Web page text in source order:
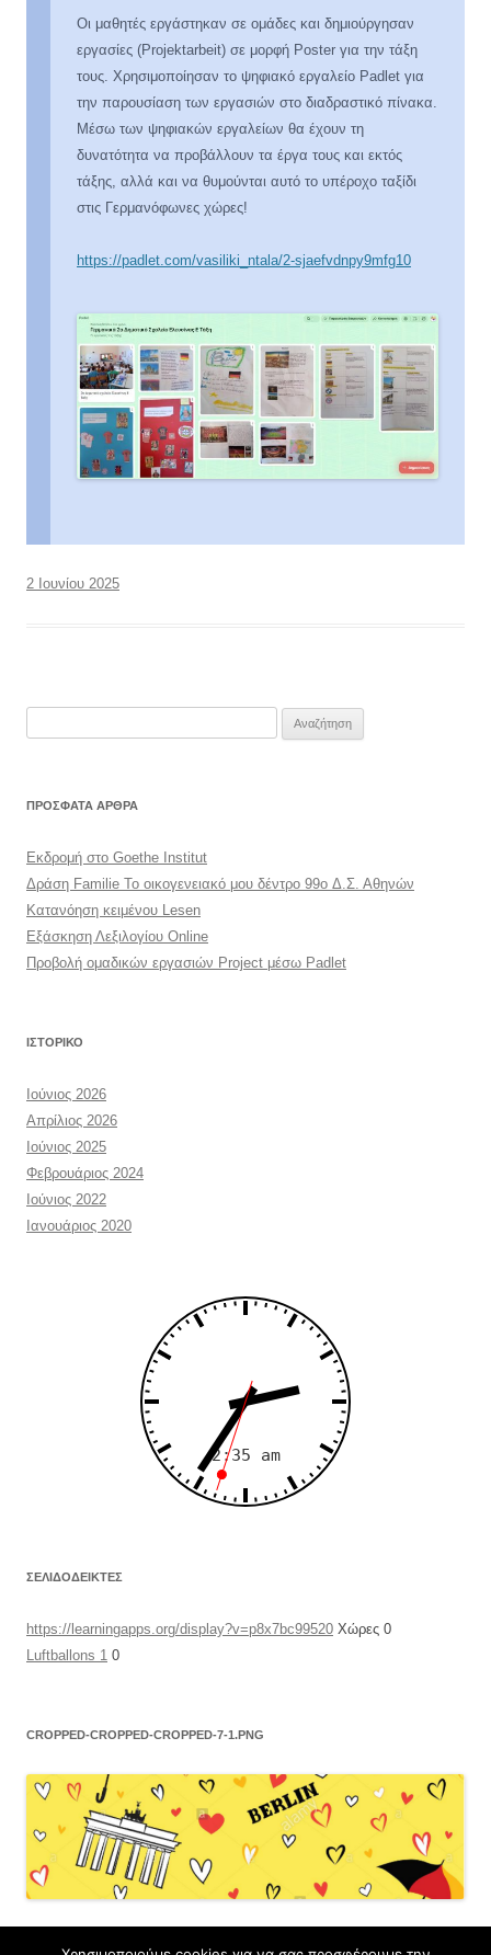
Οι μαθητές εργάστηκαν σε ομάδες και δημιούργησαν
εργασίες (Projektarbeit) σε μορφή Poster για την τάξη
τους. Χρησιμοποίησαν το ψηφιακό εργαλείο Padlet για
την παρουσίαση των εργασιών στο διαδραστικό πίνακα.
Μέσω των ψηφιακών εργαλείων θα έχουν τη
δυνατότητα να προβάλλουν τα έργα τους και εκτός
τάξης, αλλά και να θυμούνται αυτό το υπέροχο ταξίδι
στις Γερμανόφωνες χώρες!
https://padlet.com/vasiliki_ntala/2-sjaefvdnpy9mfg10
2 Ιουνίου 2025
ΠΡΌΣΦΑΤΑ ΆΡΘΡΑ
Εκδρομή στο Goethe Institut
Δράση Familie Το οικογενειακό μου δέντρο 99o Δ.Σ. Αθηνών
Κατανόηση κειμένου Lesen
Εξάσκηση Λεξιλογίου Online
Προβολή ομαδικών εργασιών Project μέσω Padlet
ΙΣΤΟΡΙΚΌ
Ιούνιος 2026
Απρίλιος 2026
Ιούνιος 2025
Φεβρουάριος 2024
Ιούνιος 2022
Ιανουάριος 2020
ΣΕΛΙΔΟΔΕΊΚΤΕΣ
https://learningapps.org/display?v=p8x7bc99520 Χώρες 0
Luftballons 1 0
CROPPED-CROPPED-CROPPED-7-1.PNG